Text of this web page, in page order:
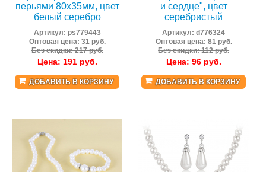
перьями 80х35мм, цвет
белый серебро
Артикул: ps779443
Оптовая цена: 31 руб.
Без скидки: 217 руб.
Цена: 191руб.
ДОБАВИТЬ В КОРЗИНУ
и сердце", цвет
серебристый
Артикул:d776324
Оптовая цена: 81 руб.
Без скидки: 112 руб.
Цена: 96руб.
ДОБАВИТЬ В КОРЗИНУ